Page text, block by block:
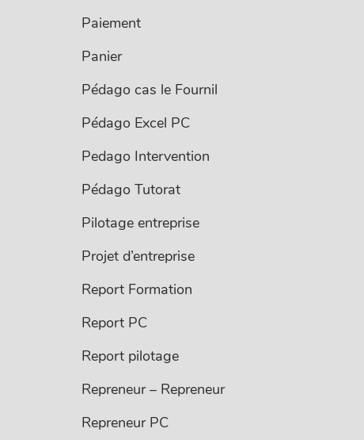
Paiement
Panier
Pédago cas le Fournil
Pédago Excel PC
Pedago Intervention
Pédago Tutorat
Pilotage entreprise
Projet d’entreprise
Report Formation
Report PC
Report pilotage
Repreneur – Repreneur
Repreneur PC